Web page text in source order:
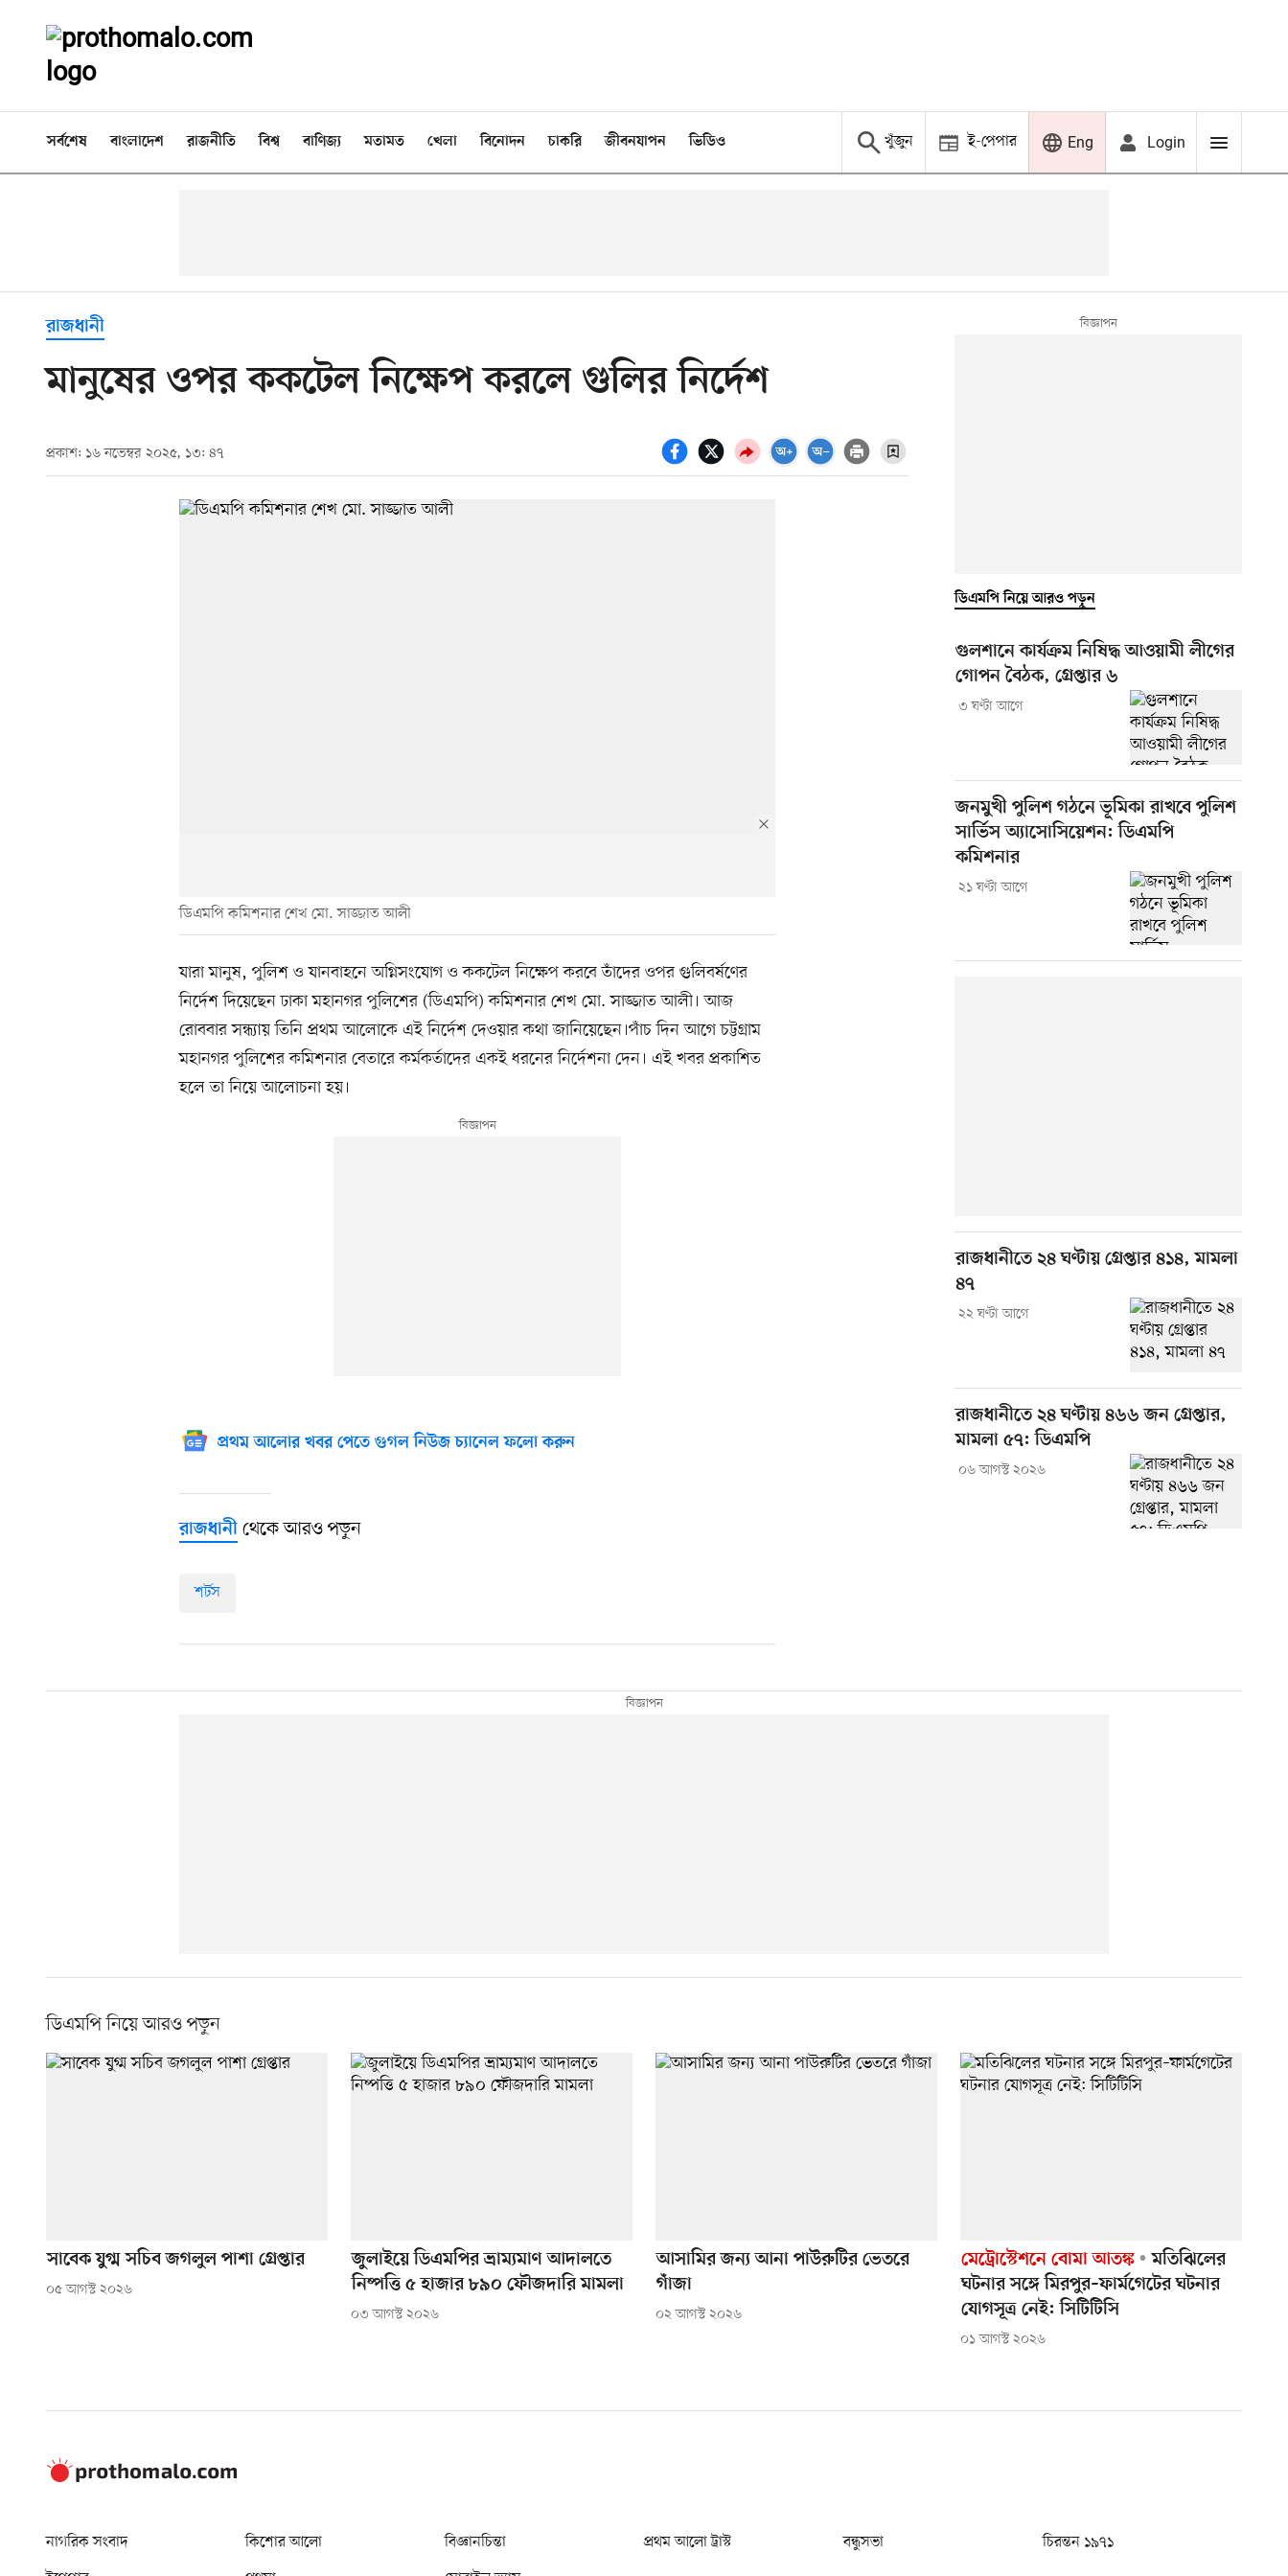
সর্বশেষ বাংলাদেশ রাজনীতি বিশ্ব বাণিজ্য মতামত খেলা বিনোদন চাকরি জীবনযাপন ভিডিও খুঁজুন ই-পেপার Eng Login
রাজধানী
মানুষের ওপর ককটেল নিক্ষেপ করলে গুলির নির্দেশ
প্রকাশ: ১৬ নভেম্বর ২০২৫, ১৩: ৪৭
ডিএমপি কমিশনার শেখ মো. সাজ্জাত আলী
যারা মানুষ, পুলিশ ও যানবাহনে অগ্নিসংযোগ ও ককটেল নিক্ষেপ করবে তাঁদের ওপর গুলিবর্ষণের
নির্দেশ দিয়েছেন ঢাকা মহানগর পুলিশের (ডিএমপি) কমিশনার শেখ মো. সাজ্জাত আলী। আজ
রোববার সন্ধ্যায় তিনি প্রথম আলোকে এই নির্দেশ দেওয়ার কথা জানিয়েছেন।পাঁচ দিন আগে চট্টগ্রাম
মহানগর পুলিশের কমিশনার বেতারে কর্মকর্তাদের একই ধরনের নির্দেশনা দেন। এই খবর প্রকাশিত
হলে তা নিয়ে আলোচনা হয়।
প্রথম আলোর খবর পেতে গুগল নিউজ চ্যানেল ফলো করুন
রাজধানী থেকে আরও পড়ুন
শর্টস
ডিএমপি নিয়ে আরও পড়ুন
গুলশানে কার্যক্রম নিষিদ্ধ আওয়ামী লীগের
গোপন বৈঠক, গ্রেপ্তার ৬
৩ ঘণ্টা আগে
জনমুখী পুলিশ গঠনে ভূমিকা রাখবে পুলিশ
সার্ভিস অ্যাসোসিয়েশন: ডিএমপি
কমিশনার
২১ ঘণ্টা আগে
রাজধানীতে ২৪ ঘণ্টায় গ্রেপ্তার ৪১৪, মামলা
৪৭
২২ ঘণ্টা আগে
রাজধানীতে ২৪ ঘণ্টায় ৪৬৬ জন গ্রেপ্তার,
মামলা ৫৭: ডিএমপি
০৬ আগস্ট ২০২৬
ডিএমপি নিয়ে আরও পড়ুন
সাবেক যুগ্ম সচিব জগলুল পাশা গ্রেপ্তার
০৫ আগস্ট ২০২৬
জুলাইয়ে ডিএমপির ভ্রাম্যমাণ আদালতে
নিষ্পত্তি ৫ হাজার ৮৯০ ফৌজদারি মামলা
০৩ আগস্ট ২০২৬
আসামির জন্য আনা পাউরুটির ভেতরে
গাঁজা
০২ আগস্ট ২০২৬
মেট্রোস্টেশনে বোমা আতঙ্ক
মতিঝিলের
ঘটনার সঙ্গে মিরপুর–ফার্মগেটের ঘটনার
যোগসূত্র নেই: সিটিটিসি
০১ আগস্ট ২০২৬
নাগরিক সংবাদ কিশোর আলো বিজ্ঞানচিন্তা প্রথম আলো ট্রাস্ট বন্ধুসভা
চিরন্তন ১৯৭১